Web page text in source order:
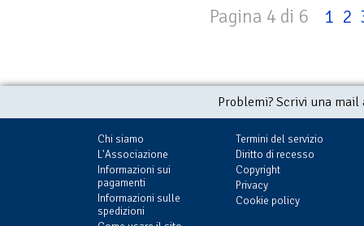
Pagina 4 di 6 1 2
Problemi? Scrivi una
Chi siamo
L'Associazione
Informazioni sui
pagamenti
Informazioni sulle
spedizioni
Termini del servizio
Diritto di recesso
Copyright
Privacy
Cookie policy